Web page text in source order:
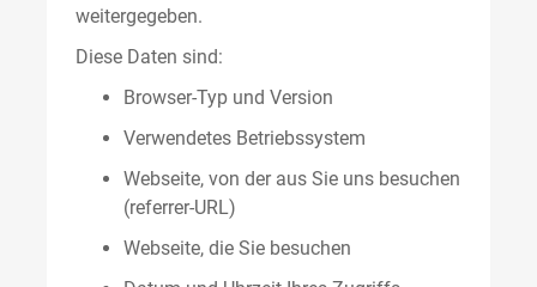
weitergegeben.
Diese Daten sind:
Browser-Typ und Version
Verwendetes Betriebssystem
Webseite, von der aus Sie uns besuchen
(referrer-URL)
Webseite, die Sie besuchen